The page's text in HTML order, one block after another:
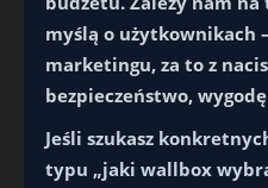
myślą o użytkownikach
marketingu, za to z
bezpieczeństwo,
Jeśli szukasz
typu „jaki wallbox